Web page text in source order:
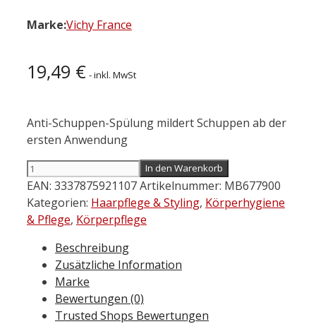
Marke:Vichy France
19,49 € - inkl. MwSt
Anti-Schuppen-Spülung mildert Schuppen ab der
ersten Anwendung
VICHY
Dercos
Anti-
Schuppen
200 ml
Menge
In den Warenkorb
EAN: 3337875921107Artikelnummer: MB677900
Kategorien: Haarpflege & Styling, Körperhygiene
& Pflege, Körperpflege
Beschreibung
Zusätzliche Information
Marke
Bewertungen (0)
Trusted Shops Bewertungen